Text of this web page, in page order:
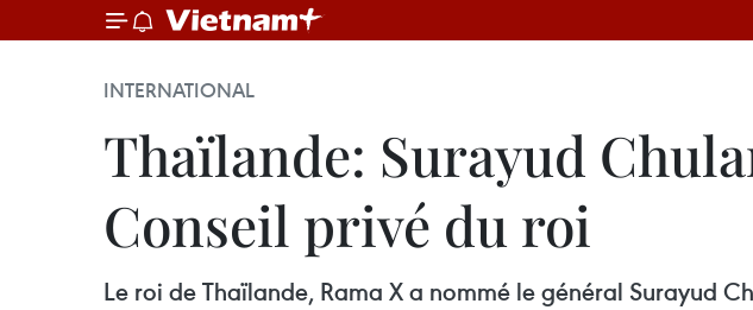
INTERNATIONAL
Thaïlande: Surayud
Conseil privé du roi
Le roi de Thaïlande, Rama X a nommé le général Surayud